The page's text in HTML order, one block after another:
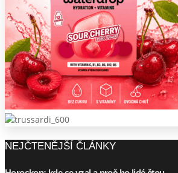
NEJČTENĚJŠÍ ČLÁNKY